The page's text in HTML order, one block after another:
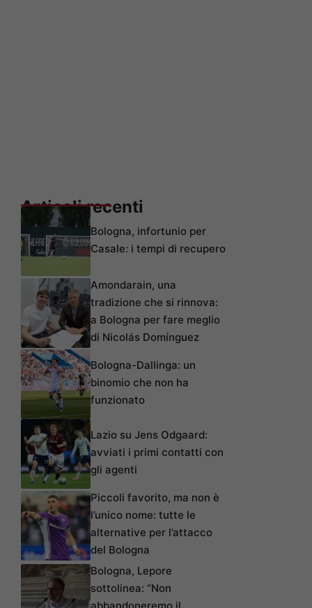
Articoli recenti
Bologna, infortunio per
Casale: i tempi di recupero
Amondarain, una
tradizione che si rinnova:
a Bologna per fare meglio
di Nicolás Domínguez
Bologna-Dallinga: un
binomio che non ha
funzionato
Lazio su Jens Odgaard:
avviati i primi contatti con
gli agenti
Piccoli favorito, ma non è
l’unico nome: tutte le
alternative per l’attacco
del Bologna
Bologna, Lepore
sottolinea: “Non